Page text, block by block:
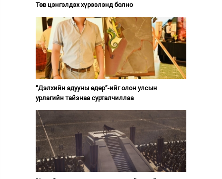
Төв цэнгэлдэх хүрээлэнд болно
“Дэлхийн адууны өдөр”-ийг олон улсын
урлагийн тайзнаа сурталчиллаа